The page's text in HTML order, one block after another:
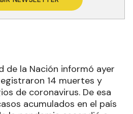
de la Nación informó ayer
14 muertes y
de coronavirus. De esa
acumulados en el país